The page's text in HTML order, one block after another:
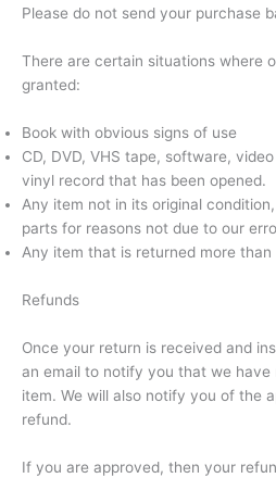
Please do not send your purchase
There are certain situations where
granted:
Book with obvious signs of use
CD, DVD, VHS tape, software,
vinyl record that has been opened.
Any item not in its original
parts for reasons not due to our
Any item that is returned more
Refunds
Once your return is received and
an email to notify you that we
item. We will also notify you of the
refund.
If you are approved, then your